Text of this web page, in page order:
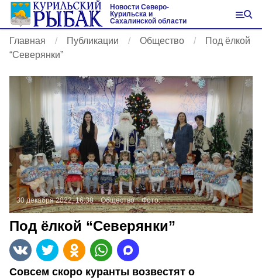
Новости Северо-
Курильска и
Сахалинской области
Главная Публикации Общество
Под ёлкой
“Северянки”
30 декабря 2022, 16:38 Общество Фото:
Под ёлкой “Северянки”
Совсем скоро куранты возвестят о